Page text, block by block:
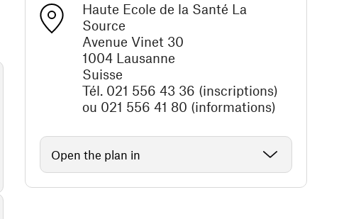
Haute Ecole de la Santé La
Source
Avenue Vinet 30
1004 Lausanne
Suisse
Tél. 021 556 43 36 (inscriptions)
ou 021 556 41 80 (informations)
Open the plan in